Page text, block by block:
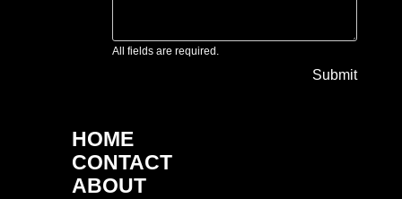
All fields are required.
Submit
HOME
CONTACT
ABOUT